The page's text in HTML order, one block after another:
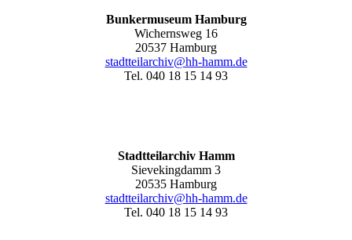
Bunkermuseum Hamburg
Wichernsweg 16
20537 Hamburg
stadtteilarchiv@hh-hamm.de
Tel. 040 18 15 14 93
Stadtteilarchiv Hamm
Sievekingdamm 3
20535 Hamburg
stadtteilarchiv@hh-hamm.de
Tel. 040 18 15 14 93